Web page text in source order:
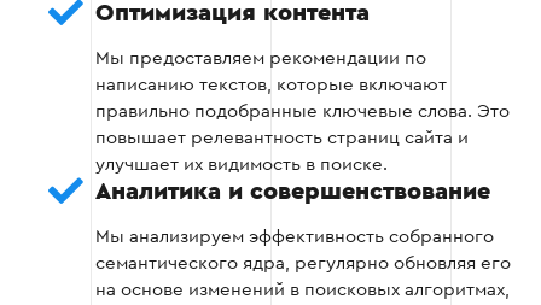
Этап 4
Этап 5 — Анализ и
Тестирование полученного ядра.
Оптимизация контента
Мы предоставляем рекомендации по
написанию текстов, которые включают
правильно подобранные ключевые слова. Это
повышает релевантность страниц сайта и
улучшает их видимость в поиске.
Аналитика и совершенствование
Мы анализируем эффективность собранного
семантического ядра, регулярно обновляя его
на основе изменений в поисковых алгоритмах,